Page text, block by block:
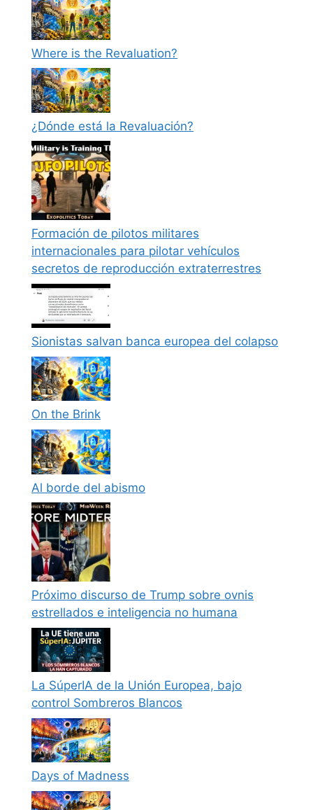
Where is the Revaluation?
¿Dónde está la Revaluación?
Formación de pilotos militares
internacionales para pilotar vehículos
secretos de reproducción extraterrestres
Sionistas salvan banca europea del colapso
On the Brink
Al borde del abismo
Próximo discurso de Trump sobre ovnis
estrellados e inteligencia no humana
La SúperIA de la Unión Europea, bajo
control Sombreros Blancos
Days of Madness